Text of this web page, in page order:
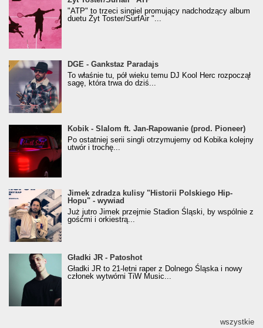
"ATP" to trzeci singiel promujący nadchodzący album
duetu Żyt Toster/SurfAir "...
donGURALesko z nagrodą za
Klasyczny/Trueschoolowy Album Roku
(Popkillery 2023)
DGE - Gankstaz Paradajs
To właśnie tu, pół wieku temu DJ Kool Herc rozpoczął
sagę, która trwa do dziś...
Kobik - Slalom ft. Jan-Rapowanie (prod. Pioneer)
[Official Music Visualiser]
Kobik - Slalom ft. Jan-Rapowanie (prod. Pioneer)
Po ostatniej serii singli otrzymujemy od Kobika kolejny
utwór i trochę...
Jimek zdradza kulisy "Historii Polskiego Hip-
Hopu" - wywiad
Jimek zdradza kulisy "Historii Polskiego Hip-
Hopu" - wywiad
Już jutro Jimek przejmie Stadion Śląski, by wspólnie z
gośćmi i orkiestrą...
Gładki JR - Patoshot
Gładki JR - Patoshot
Gładki JR to 21-letni raper z Dolnego Śląska i nowy
członek wytwórni TiW Music...
wszystkie